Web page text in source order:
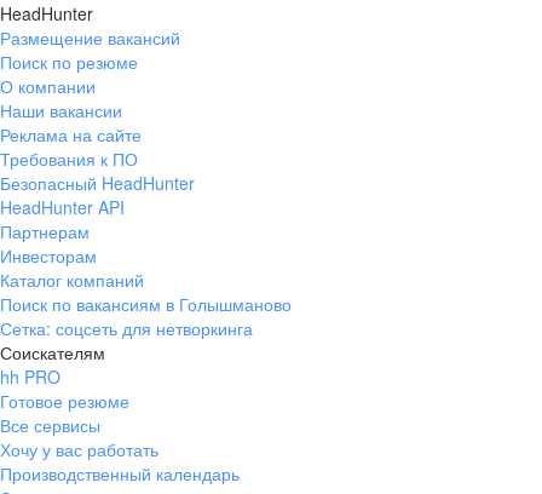
HeadHunter
Размещение вакансий
Поиск по резюме
О компании
Наши вакансии
Реклама на сайте
Требования к ПО
Безопасный HeadHunter
HeadHunter API
Партнерам
Инвесторам
Каталог компаний
Поиск по вакансиям в Голышманово
Сетка: соцсеть для нетворкинга
Соискателям
hh PRO
Готовое резюме
Все сервисы
Хочу у вас работать
Производственный календарь